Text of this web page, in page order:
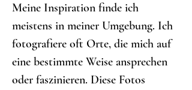
Meine Inspiration finde ich
meistens in meiner Umgebung. Ich
fotografiere oft Orte, die mich auf
eine bestimmte Weise ansprechen
oder faszinieren. Diese Fotos